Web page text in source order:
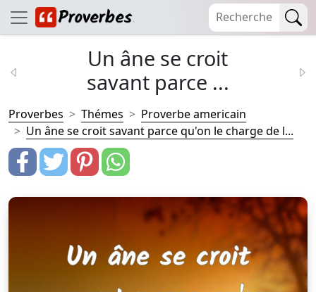
Un âne se croit
savant parce ...
Proverbes Thémes
Proverbe americain
Un âne se croit savant parce qu'on le charge de l...